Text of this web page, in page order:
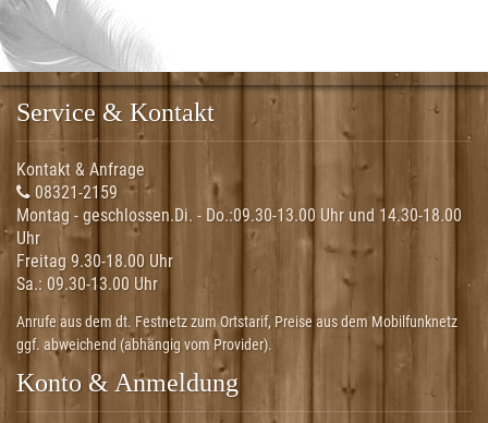
Service & Kontakt
Kontakt & Anfrage
08321-2159
Montag - geschlossen.Di. - Do.:09.30-13.00 Uhr und 14.30-18.00
Uhr
Freitag 9.30-18.00 Uhr
Sa.: 09.30-13.00 Uhr
Anrufe aus dem dt. Festnetz zum Ortstarif, Preise aus dem Mobilfunknetz
ggf. abweichend (abhängig vom Provider).
Konto & Anmeldung